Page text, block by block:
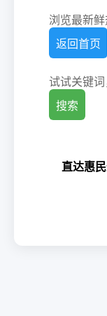
浏览最新鲜
返回首页
试试关键词
搜索
直达惠